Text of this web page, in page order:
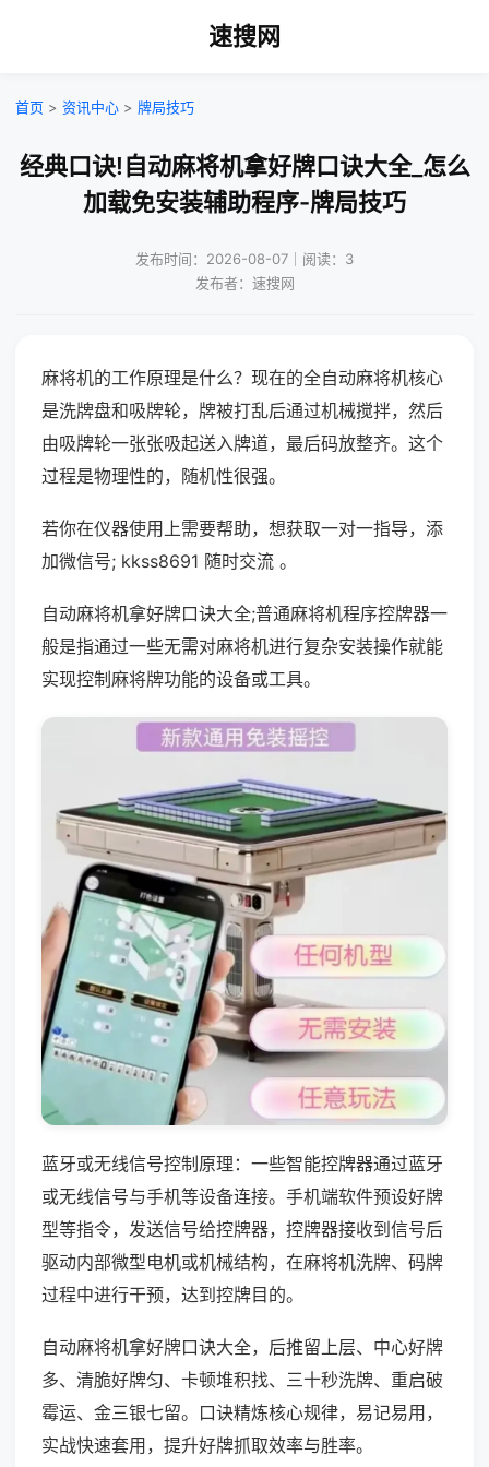
速搜网
首页 > 资讯中心 > 牌局技巧
经典口诀!自动麻将机拿好牌口诀大全_怎么
加载免安装辅助程序-牌局技巧
发布时间：2026-08-07｜阅读：3
发布者：速搜网
麻将机的工作原理是什么？现在的全自动麻将机核心
是洗牌盘和吸牌轮，牌被打乱后通过机械搅拌，然后
由吸牌轮一张张吸起送入牌道，最后码放整齐。这个
过程是物理性的，随机性很强。
若你在仪器使用上需要帮助，想获取一对一指导，添
加微信号; kkss8691 随时交流 。
自动麻将机拿好牌口诀大全;普通麻将机程序控牌器一
般是指通过一些无需对麻将机进行复杂安装操作就能
实现控制麻将牌功能的设备或工具。
蓝牙或无线信号控制原理：一些智能控牌器通过蓝牙
或无线信号与手机等设备连接。手机端软件预设好牌
型等指令，发送信号给控牌器，控牌器接收到信号后
驱动内部微型电机或机械结构，在麻将机洗牌、码牌
过程中进行干预，达到控牌目的。
自动麻将机拿好牌口诀大全，后推留上层、中心好牌
多、清脆好牌匀、卡顿堆积找、三十秒洗牌、重启破
霉运、金三银七留。口诀精炼核心规律，易记易用，
实战快速套用，提升好牌抓取效率与胜率。